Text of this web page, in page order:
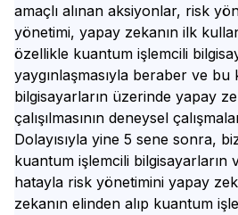
amaçlı alınan aksiyonlar, risk
yönetimi, yapay zekanın ilk
özellikle kuantum işlemcili
yaygınlaşmasıyla beraber ve bu
bilgisayarların üzerinde yapay
çalışılmasının deneysel
Dolayısıyla yine 5 sene sonra,
kuantum işlemcili bilgisayarların
hatayla risk yönetimini yapay
zekanın elinden alıp kuantum